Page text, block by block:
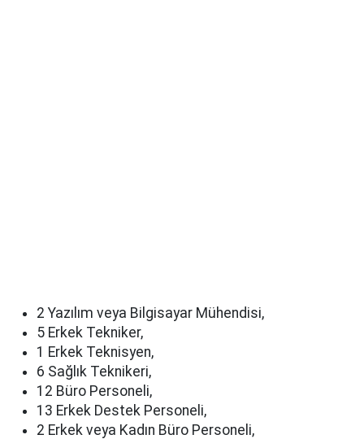
2 Yazılım veya Bilgisayar Mühendisi,
5 Erkek Tekniker,
1 Erkek Teknisyen,
6 Sağlık Teknikeri,
12 Büro Personeli,
13 Erkek Destek Personeli,
2 Erkek veya Kadın Büro Personeli,